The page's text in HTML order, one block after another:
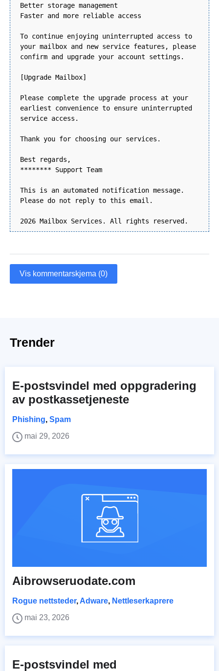
Better storage management
Faster and more reliable access
To continue enjoying uninterrupted access to
your mailbox and new service features, please
confirm and upgrade your account settings.
[Upgrade Mailbox]
Please complete the upgrade process at your
earliest convenience to ensure uninterrupted
service access.
Thank you for choosing our services.
Best regards,
******** Support Team
This is an automated notification message.
Please do not reply to this email.
2026 Mailbox Services. All rights reserved.
Vis kommentarskjema (0)
Trender
E-postsvindel med oppgradering
av postkassetjeneste
Phishing, Spam
mai 29, 2026
Aibrowseruodate.com
Rogue nettsteder, Adware, Nettleserkaprere
mai 23, 2026
E-postsvindel med